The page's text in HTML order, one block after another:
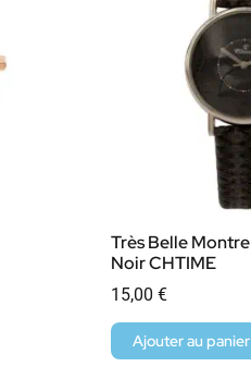
Très Belle
Noir CHTIME
15,00 €
Ajouter au panier